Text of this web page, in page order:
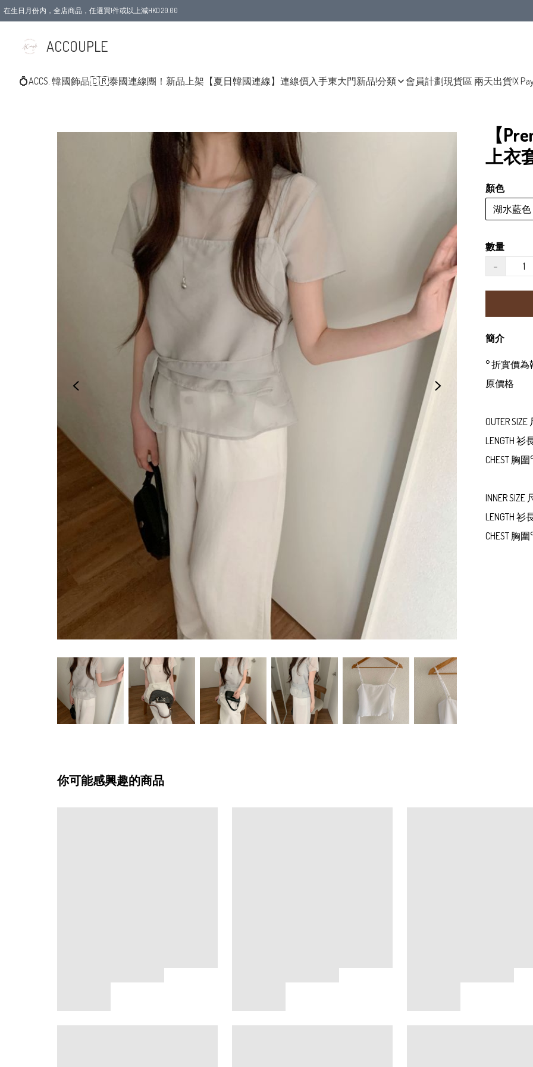
在生日月份内，全店商品，任選買1件或以上減HKD 20.00
ACCOUPLE
💍ACCS. 韓國飾品🇨🇷泰國連線團！新品上架 【夏日韓國連線】連線價入手東大門新品!分類 會員計劃現貨區 兩天出貨!X
【
上衣
顏色
湖水藍色
數量
−
簡介
° 折實價
原價格
OUTER SIZE
LENGTH
CHEST 胸圍
INNER SIZE
LENGTH 衫
CHEST 胸圍
你可能感興趣的商品